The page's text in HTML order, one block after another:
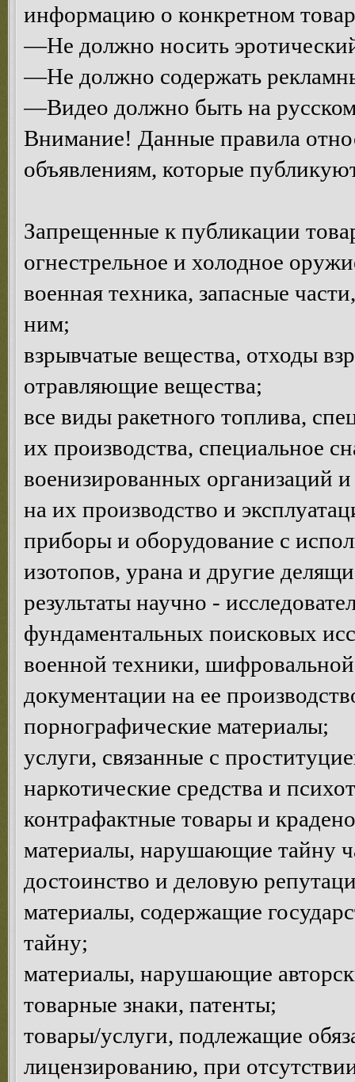
информацию о конкретном
—Не должно носить
—Не должно содержать
—Видео должно быть на
Внимание! Данные правила
объявлениям, которые
Запрещенные к публикации
огнестрельное и холодное
военная техника, запасные
ним;
взрывчатые вещества, отходы
отравляющие вещества;
все виды ракетного топлива,
их производства, специальное
военизированных организаций
на их производство и
приборы и оборудование с
изотопов, урана и другие
результаты научно -
фундаментальных поисковых
военной техники,
документации на ее
порнографические материалы;
услуги, связанные с
наркотические средства и
контрафактные товары и
материалы, нарушающие тайну
достоинство и деловую
материалы, содержащие
тайну;
материалы, нарушающие
товарные знаки, патенты;
товары/услуги, подлежащие
лицензированию, при